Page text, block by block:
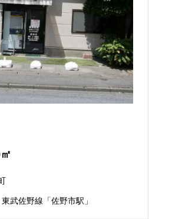
㎡
武佐野線「佐野市駅」